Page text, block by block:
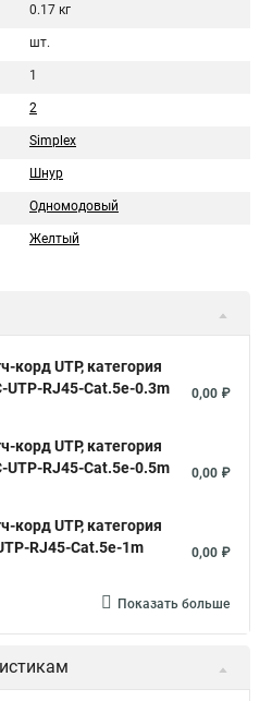
0.17 кг
шт.
1
2
Simplex
Шнур
Одномодовый
Желтый
корд UTP, категория
UTP-RJ45-Cat.5e-0.3m
0,00 ₽
корд UTP, категория
UTP-RJ45-Cat.5e-0.5m
0,00 ₽
корд UTP, категория
RJ45-Cat.5e-1m
0,00 ₽
Показать больше